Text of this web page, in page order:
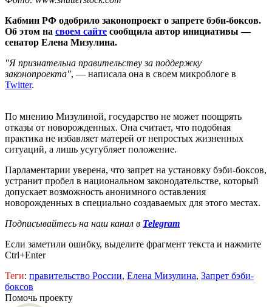
Кабмин РФ одобрило законопроект о запрете бэби-боксов.
Об этом на своем сайте сообщила автор инициативы —
сенатор Елена Мизулина.
"Я признательна правительству за поддержку
законопроекта", — написала она в своем микроблоге в
Twitter.
По мнению Мизулиной, государство не может поощрять
отказы от новорожденных. Она считает, что подобная
практика не избавляет матерей от непростых жизненных
ситуаций, а лишь усугубляет положение.
Парламентарии уверена, что запрет на установку бэби-боксов,
устранит пробел в национальном законодательстве, который
допускает возможность анонимного оставления
новорожденных в специально создаваемых для этого местах.
Подписывайтесь на наш канал в Telegram
Если заметили ошибку, выделите фрагмент текста и нажмите
Ctrl+Enter
Теги: правительство России, Елена Мизулина, Запрет бэби-
боксов
Помочь проекту